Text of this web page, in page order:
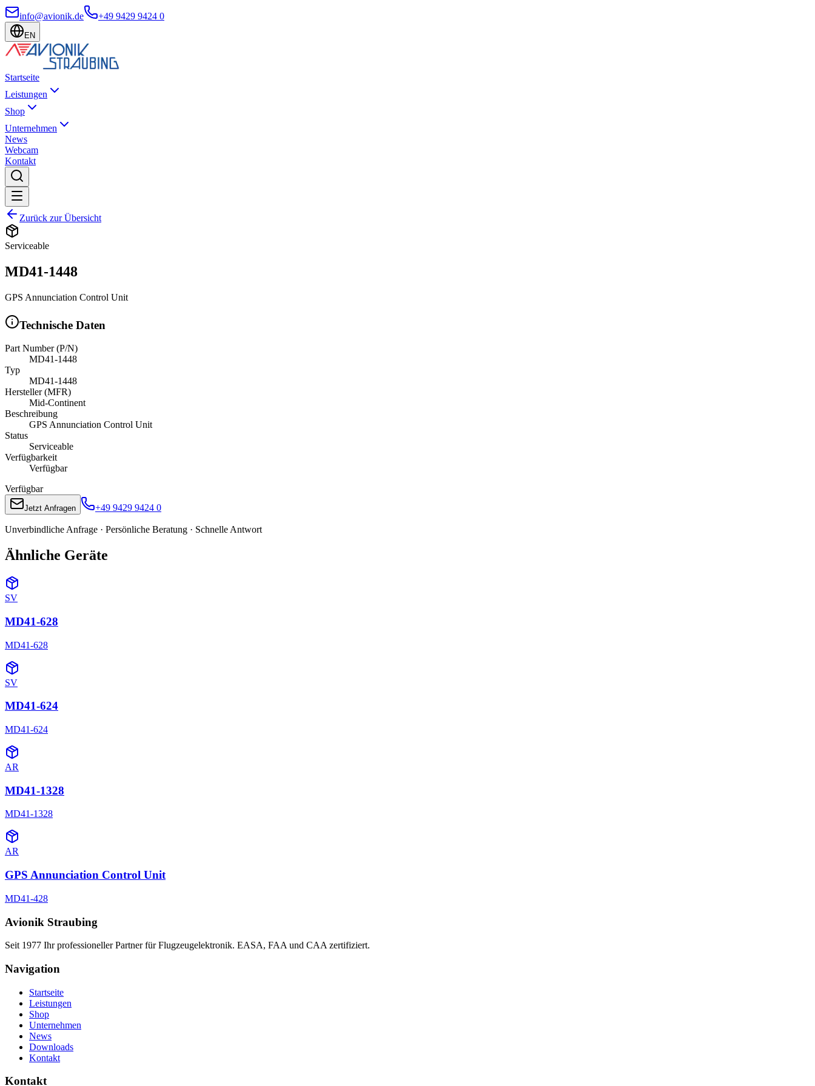
info@avionik.de +49 9429 9424 0
EN
Startseite
Leistungen
Shop
Unternehmen
News
Webcam
Kontakt
Zurück zur Übersicht
Serviceable
MD41-1448
GPS Annunciation Control Unit
Technische Daten
Part Number (P/N)
MD41-1448
Typ
MD41-1448
Hersteller (MFR)
Mid-Continent
Beschreibung
GPS Annunciation Control Unit
Status
Serviceable
Verfügbarkeit
Verfügbar
Verfügbar
Jetzt Anfragen +49 9429 9424 0
Unverbindliche Anfrage · Persönliche Beratung · Schnelle Antwort
Ähnliche Geräte
SV
MD41-628
MD41-628
SV
MD41-624
MD41-624
AR
MD41-1328
MD41-1328
AR
GPS Annunciation Control Unit
MD41-428
Avionik Straubing
Seit 1977 Ihr professioneller Partner für Flugzeugelektronik. EASA, FAA und CAA zertifiziert.
Navigation
Startseite
Leistungen
Shop
Unternehmen
News
Downloads
Kontakt
Kontakt